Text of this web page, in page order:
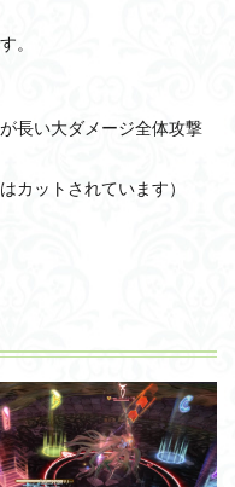
。
長い大ダメージ全体攻撃
カットされています）